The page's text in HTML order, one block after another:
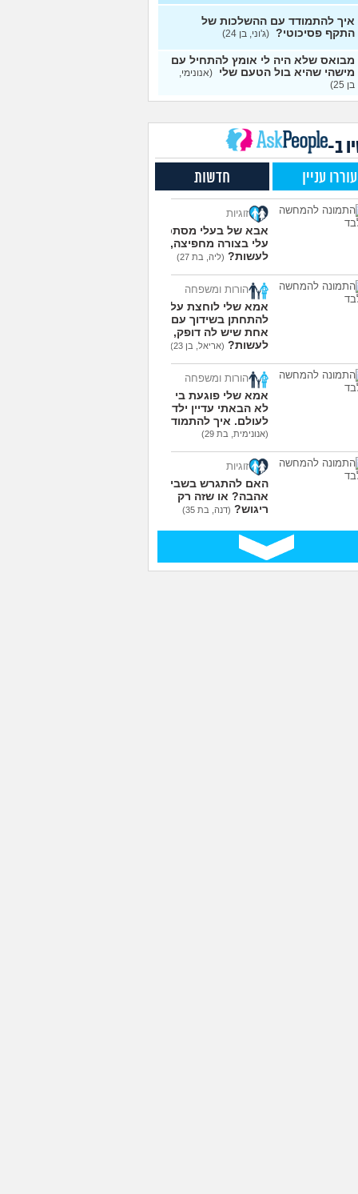
עצות
מוצצת אצבע כהרגעה,
את ארון הילדות בבית
מפסיקים לפחד מזה שהזמן
(אליזבת, בת 24)
אנשים מתייעצים כל
(פפרוני, בן 25)
5
את הרעב בחיים שלי
לחזור לזה! (זלדוס, בן 22)
בודדה מאוד בלי חברים כבר 5
ולא יודעת איפה להכיר
5
עצות
עוד שאלות חדשות במדור
איך להתמודד עם ההשלכות של
התקף פסיכוטי? (ג'וני, בן 24)
מבואס שלא היה לי אומץ להתחיל עם
מישהי שהיא בול הטעם שלי (אנונימי,
בן 25)
ב-
עוררו עניין חדשות
זוגיות
אבא של בעלי מסתכל
עלי בצורה מחפיצה, מה
לעשות? (ליה, בת 27)
הורות ומשפחה
אמא שלי לוחצת עליי
להתחתן בשידוך עם כל
אחת שיש לה דופק, מה
לעשות? (אריאל, בן 23)
הורות ומשפחה
אמא שלי פוגעת בי כי
לא הבאתי עדיין ילדים
לעולם. איך להתמודד?
(אנונימית, בת 29)
זוגיות
האם להתגרש בשביל
אהבה? או שזה רק
ריגוש? (דנה, בת 35)